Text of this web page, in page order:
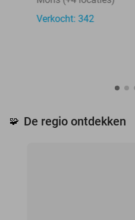
Verkocht: 342
🧩 De regio ontdekken